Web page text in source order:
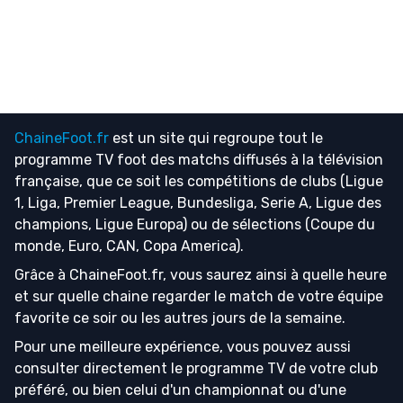
ChaineFoot.fr est un site qui regroupe tout le
programme TV foot des matchs diffusés à la télévision
française, que ce soit les compétitions de clubs (Ligue
1, Liga, Premier League, Bundesliga, Serie A, Ligue des
champions, Ligue Europa) ou de sélections (Coupe du
monde, Euro, CAN, Copa America).
Grâce à ChaineFoot.fr, vous saurez ainsi à quelle heure
et sur quelle chaine regarder le match de votre équipe
favorite ce soir ou les autres jours de la semaine.
Pour une meilleure expérience, vous pouvez aussi
consulter directement le programme TV de votre club
préféré, ou bien celui d'un championnat ou d'une